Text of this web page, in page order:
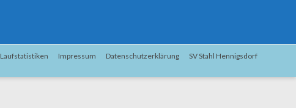
Laufstatistiken Impressum Datenschutzerklärung SV Stahl Hennigsdorf